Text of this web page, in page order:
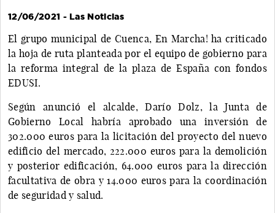
12/06/2021 - Las Noticias
El grupo municipal de Cuenca, En Marcha! ha criticado
la hoja de ruta planteada por el equipo de gobierno para
la reforma integral de la plaza de España con fondos
EDUSI.
Según anunció el alcalde, Darío Dolz, la Junta de
Gobierno Local habría aprobado una inversión de
302.000 euros para la licitación del proyecto del nuevo
edificio del mercado, 222.000 euros para la demolición
y posterior edificación, 64.000 euros para la dirección
facultativa de obra y 14.000 euros para la coordinación
de seguridad y salud.